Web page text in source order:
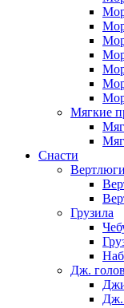
Мягкие
Снасти
Грузила
Дж.
Дж.